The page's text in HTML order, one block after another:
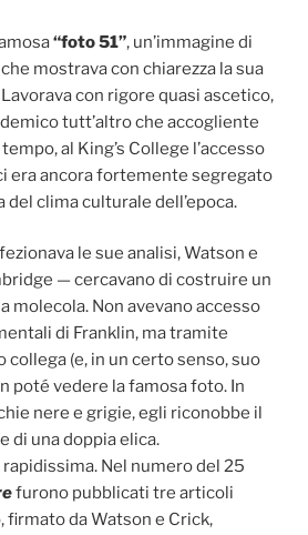
“foto 51”, un’immagine di
mostrava con chiarezza la sua
con rigore quasi ascetico,
tutt’altro che accogliente
al King’s College l’accesso
era ancora fortemente segregato
del clima culturale dell’epoca.
le sue analisi, Watson e
— cercavano di costruire un
molecola. Non avevano accesso
di Franklin, ma tramite
collega (e, in un certo senso, suo
poté vedere la famosa foto. In
nere e grigie, egli riconobbe il
di una doppia elica.
rapidissima. Nel numero del 25
furono pubblicati tre articoli
firmato da Watson e Crick,